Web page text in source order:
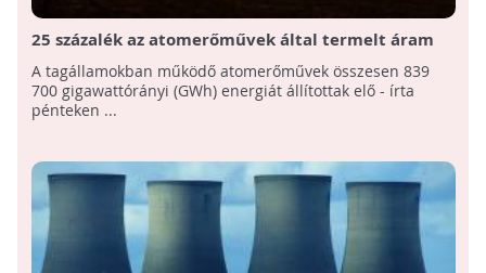
25 százalék az atomerőművek által termelt áram
részaránya az EU-ban
A tagállamokban működő atomerőművek összesen 839
700 gigawattórányi (GWh) energiát állítottak elő - írta
pénteken ...